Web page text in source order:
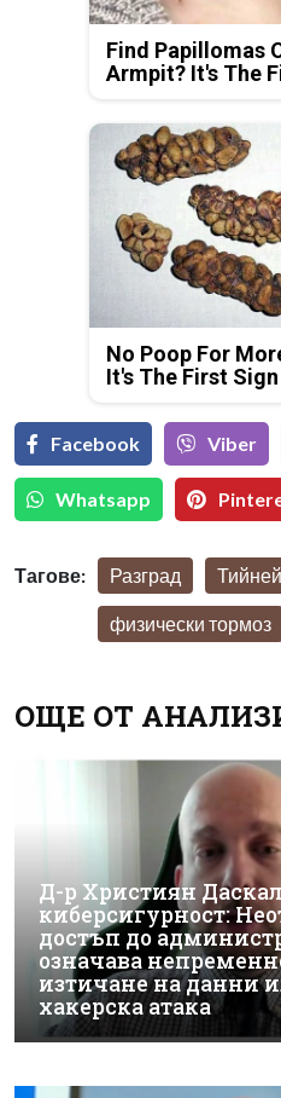
Find Papillomas
Armpit? It's The
No Poop For
It's The First
Facebook Viber
Whatsapp
Тагове: Разград
физически тормоз
ОЩЕ ОТ
Д-р Християн
киберсигурност:
достъп до
означава
изтичане на данни
хакерска атака